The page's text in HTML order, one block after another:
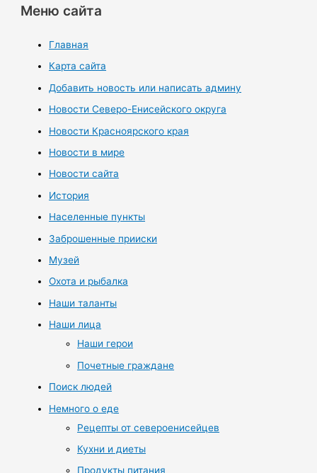
Меню сайта
Главная
Карта сайта
Добавить новость или написать админу
Новости Северо-Енисейского округа
Новости Красноярского края
Новости в мире
Новости сайта
История
Населенные пункты
Заброшенные прииски
Музей
Охота и рыбалка
Наши таланты
Наши лица
Наши герои
Почетные граждане
Поиск людей
Немного о еде
Рецепты от североенисейцев
Кухни и диеты
Продукты питания